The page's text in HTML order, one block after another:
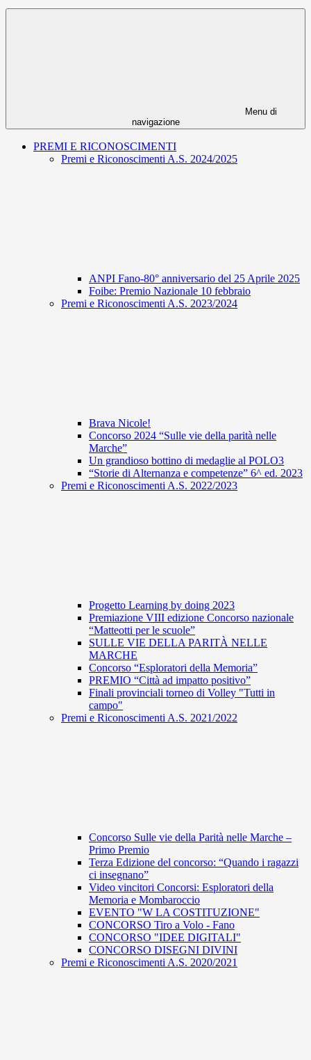
Menu di
navigazione
PREMI E RICONOSCIMENTI
Premi e Riconoscimenti A.S. 2024/2025
ANPI Fano-80° anniversario del 25 Aprile 2025
Foibe: Premio Nazionale 10 febbraio
Premi e Riconoscimenti A.S. 2023/2024
Brava Nicole!
Concorso 2024 “Sulle vie della parità nelle
Marche”
Un grandioso bottino di medaglie al POLO3
“Storie di Alternanza e competenze” 6^ ed. 2023
Premi e Riconoscimenti A.S. 2022/2023
Progetto Learning by doing 2023
Premiazione VIII edizione Concorso nazionale
“Matteotti per le scuole”
SULLE VIE DELLA PARITÀ NELLE
MARCHE
Concorso “Esploratori della Memoria”
PREMIO “Città ad impatto positivo”
Finali provinciali torneo di Volley "Tutti in
campo"
Premi e Riconoscimenti A.S. 2021/2022
Concorso Sulle vie della Parità nelle Marche –
Primo Premio
Terza Edizione del concorso: “Quando i ragazzi
ci insegnano”
Video vincitori Concorsi: Esploratori della
Memoria e Mombaroccio
EVENTO "W LA COSTITUZIONE"
CONCORSO Tiro a Volo - Fano
CONCORSO "IDEE DIGITALI"
CONCORSO DISEGNI DIVINI
Premi e Riconoscimenti A.S. 2020/2021